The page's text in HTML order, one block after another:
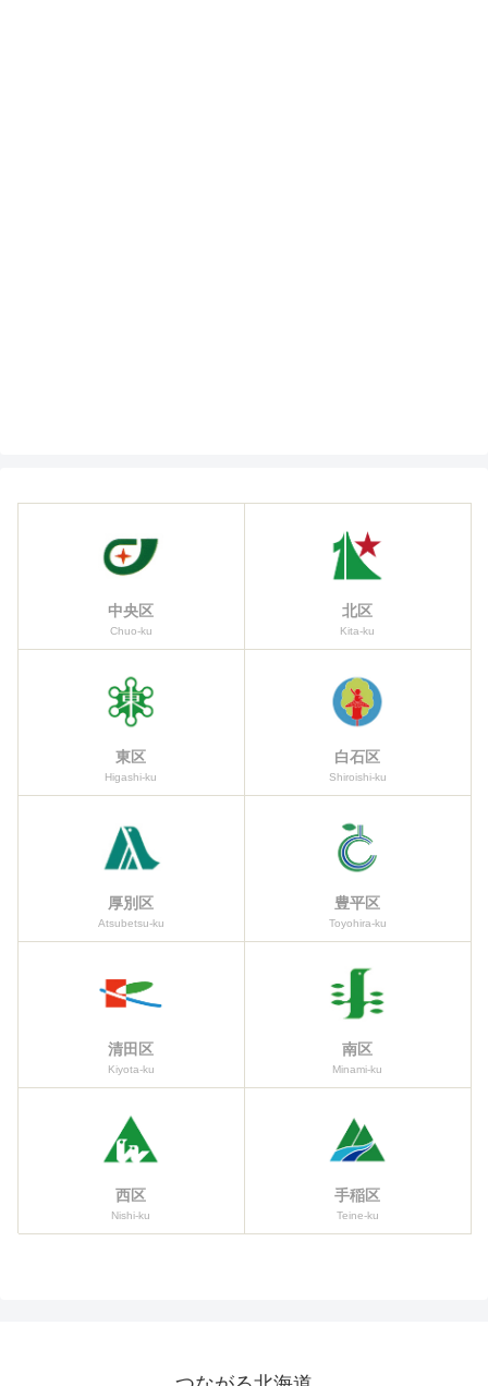
中央区
Chuo-ku
北区
Kita-ku
東区
Higashi-ku
白石区
Shiroishi-ku
厚別区
Atsubetsu-ku
豊平区
Toyohira-ku
清田区
Kiyota-ku
南区
Minami-ku
西区
Nishi-ku
手稲区
Teine-ku